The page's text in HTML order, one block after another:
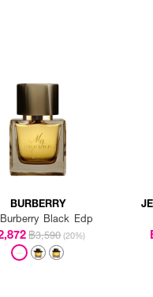
BURBERRY
Black Edp
฿3,590 (20%)